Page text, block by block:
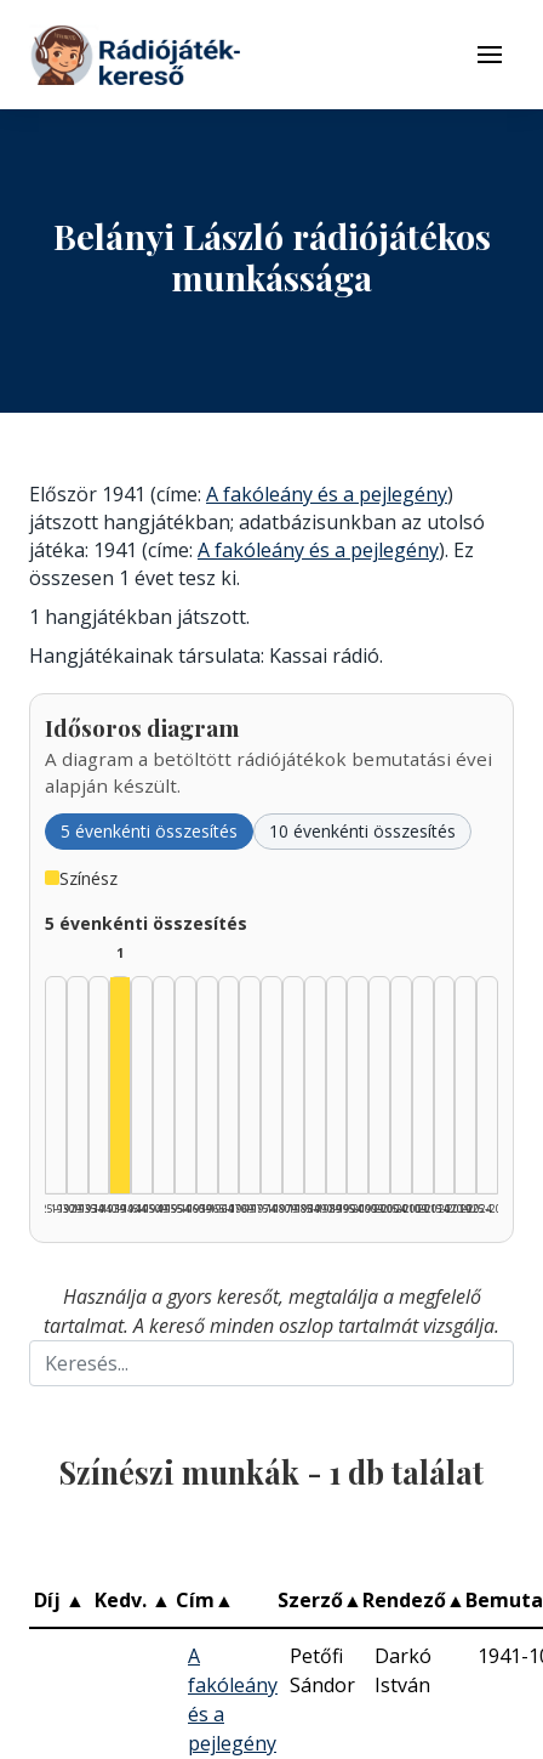
Tovább a tartalomhoz
Menü
Belányi László rádiójátékos
munkássága
Először 1941 (címe: A fakóleány és a pejlegény)
játszott hangjátékban; adatbázisunkban az utolsó
játéka: 1941 (címe: A fakóleány és a pejlegény). Ez
összesen 1 évet tesz ki.
1 hangjátékban játszott.
Hangjátékainak társulata: Kassai rádió.
Idősoros diagram
A diagram a betöltött rádiójátékok bemutatási évei
alapján készült.
5 évenkénti összesítés 10 évenkénti összesítés
Színész
5 évenkénti összesítés
1925–1929
1930–1934
1935–1939
1
1940–1944
1945–1949
1950–1954
1955–1959
1960–1964
1965–1969
1970–1974
1975–1979
1980–1984
1985–1989
1990–1994
1995–1999
2000–2004
2005–2009
2010–2014
2015–2019
2020–2024
2025–2026
Használja a gyors keresőt, megtalálja a megfelelő
tartalmat. A kereső minden oszlop tartalmát vizsgálja.
Színészi munkák - 1 db találat
Díj ▲ Kedv. ▲ Cím▲ Szerző▲Rendező▲
A
fakóleány
és a
pejlegény
Petőfi
Sándor
Darkó
István
1941-